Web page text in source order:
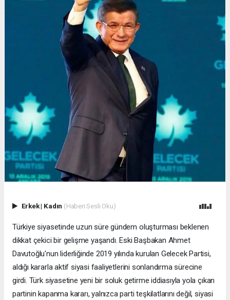
Erkek| Kadın (Haberi Sesli Oku)
Türkiye siyasetinde uzun süre gündem oluşturması beklenen
dikkat çekici bir gelişme yaşandı. Eski Başbakan Ahmet
Davutoğlu'nun liderliğinde 2019 yılında kurulan Gelecek Partisi,
aldığı kararla aktif siyasi faaliyetlerini sonlandırma sürecine
girdi. Türk siyasetine yeni bir soluk getirme iddiasıyla yola çıkan
partinin kapanma kararı, yalnızca parti teşkilatlarını değil, siyasi